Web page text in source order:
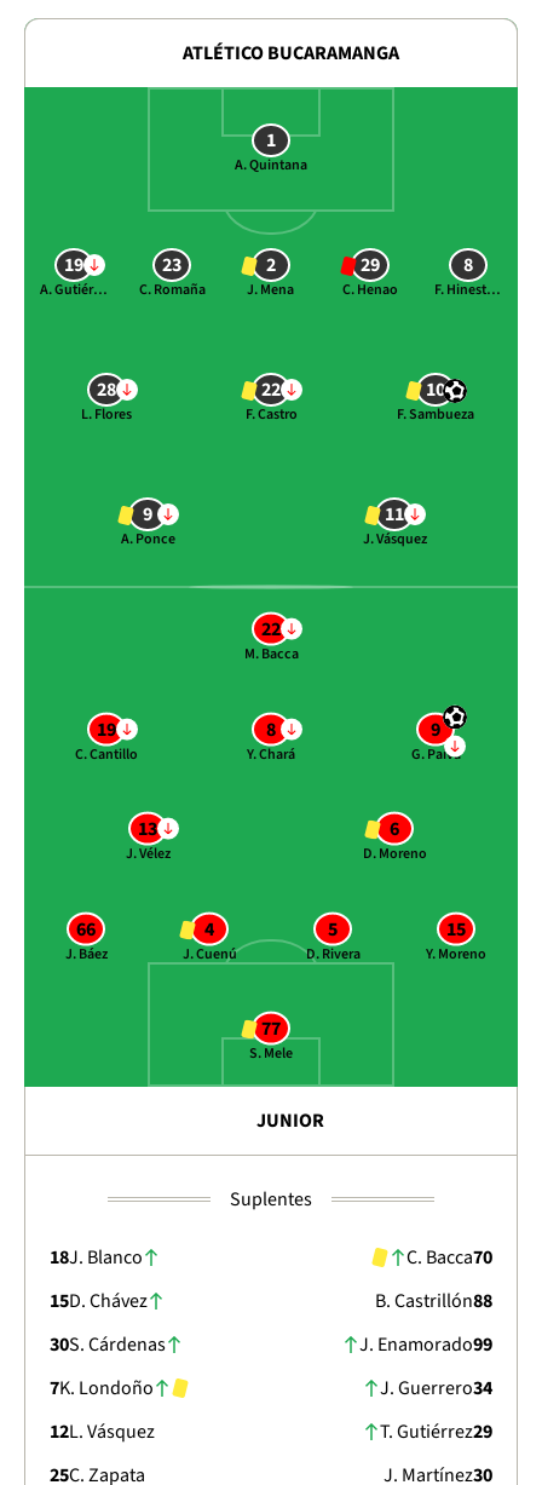
ATLÉTICO BUCARAMANGA
1
A. Quintana
19
A. Gutiérrez
23
C. Romaña
2
J. Mena
29
C. Henao
8
F. Hinestroza
28
L. Flores
22
F. Castro
10
F. Sambueza
9
A. Ponce
11
J. Vásquez
77
S. Mele
15
Y. Moreno
5
D. Rivera
4
J. Cuenú
66
J. Báez
6
D. Moreno
13
J. Vélez
9
G. Paiva
8
Y. Chará
19
C. Cantillo
22
M. Bacca
JUNIOR
Suplentes
18J. Blanco
15D. Chávez
30S. Cárdenas
7K. Londoño
12L. Vásquez
25C. Zapata
70
C. Bacca
88
B. Castrillón
99
J. Enamorado
34
J. Guerrero
29
T. Gutiérrez
30
J. Martínez